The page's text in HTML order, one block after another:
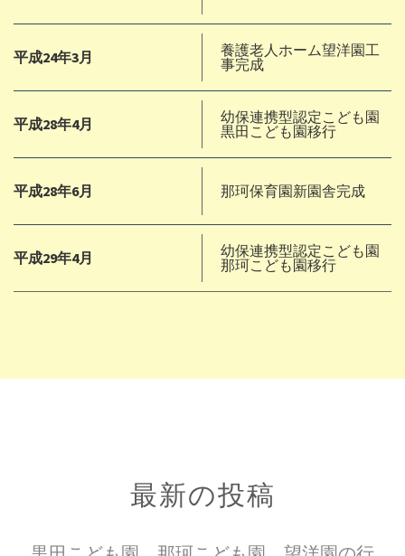
平成24年3月
養護老人ホーム望洋園工
事完成
平成28年4月
幼保連携型認定こども園
黒田こども園移行
平成28年6月 那珂保育園新園舎完成
平成29年4月
幼保連携型認定こども園
那珂こども園移行
最新の投稿